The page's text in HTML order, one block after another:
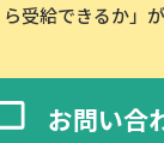
受給できるか」
お問い合